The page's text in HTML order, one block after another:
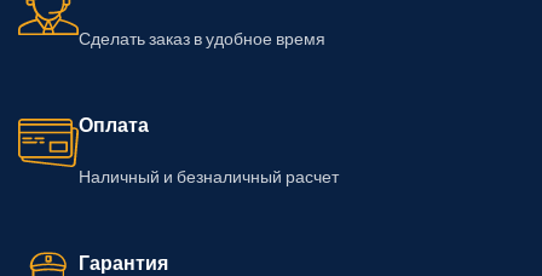
Сделать заказ в удобное время
Оплата
Наличный и безналичный расчет
Гарантия